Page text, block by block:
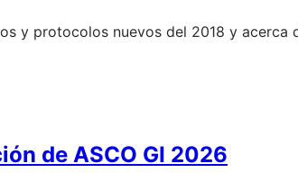
y protocolos nuevos del 2018 y
de ASCO GI 2026